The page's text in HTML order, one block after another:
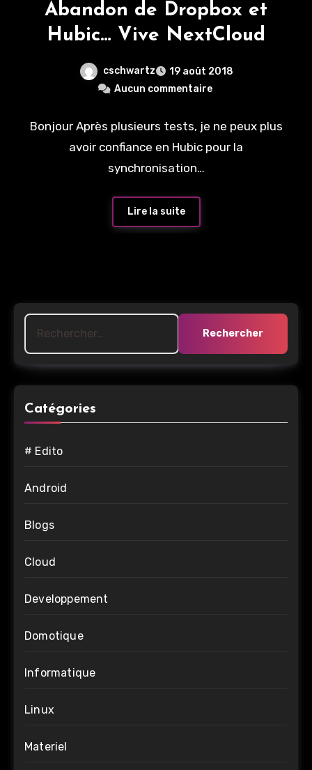
Abandon de Dropbox et
Hubic… Vive NextCloud
cschwartz
19 août 2018
Aucun commentaire
Bonjour Après plusieurs tests, je ne peux plus
avoir confiance en Hubic pour la
synchronisation…
Lire la suite
Rechercher :
Catégories
# Edito
Android
Blogs
Cloud
Developpement
Domotique
Informatique
Linux
Materiel